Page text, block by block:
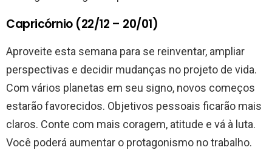
Capricórnio (22/12 – 20/01)
Aproveite esta semana para se reinventar, ampliar
perspectivas e decidir mudanças no projeto de vida.
Com vários planetas em seu signo, novos começos
estarão favorecidos. Objetivos pessoais ficarão mais
claros. Conte com mais coragem, atitude e vá à luta.
Você poderá aumentar o protagonismo no trabalho.